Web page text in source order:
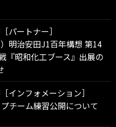
［パートナー］
明治安田J1百年構想 第14
『昭和化工ブース』出展の
［インフォメーション］
チーム練習公開について